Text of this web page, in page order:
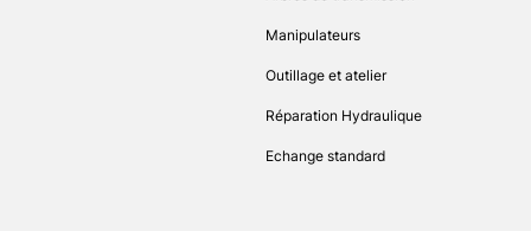
Manipulateurs
Outillage et atelier
Réparation Hydraulique
Echange standard